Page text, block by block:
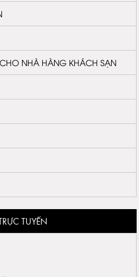
NHÀ HÀNG KHÁCH SẠN
TUYẾN